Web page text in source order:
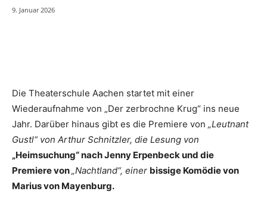
9. Januar 2026
Die Theaterschule Aachen startet mit einer
Wiederaufnahme von „Der zerbrochne Krug“ ins neue
Jahr. Darüber hinaus gibt es die Premiere von „Leutnant
Gustl“ von Arthur Schnitzler, die Lesung von
„Heimsuchung“ nach Jenny Erpenbeck und die
Premiere von„Nachtland“, einer bissige Komödie von
Marius von Mayenburg.